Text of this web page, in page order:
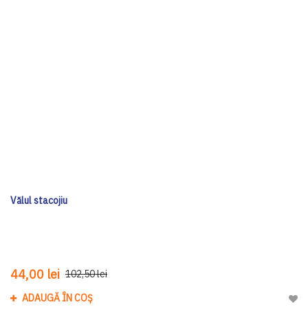
Vălul stacojiu
44,00 lei 102,50 lei
ADAUGĂ ÎN COȘ